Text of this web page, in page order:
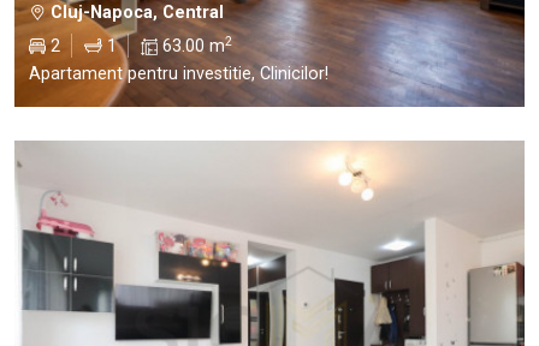
Cluj-Napoca, Central
2
1 63.00 m2
Apartament pentru investitie, Clinicilor!